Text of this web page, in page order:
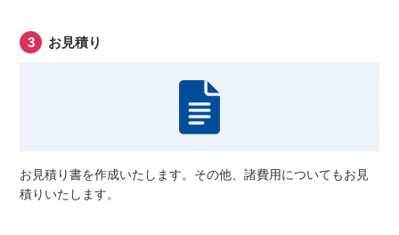
お見積り
お見積り書を作成いたします。その他、諸費用についてもお見
積りいたします。